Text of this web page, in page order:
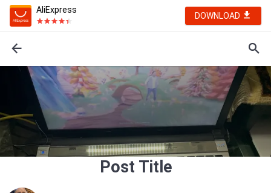
AliExpress
DOWNLOAD
Post Title